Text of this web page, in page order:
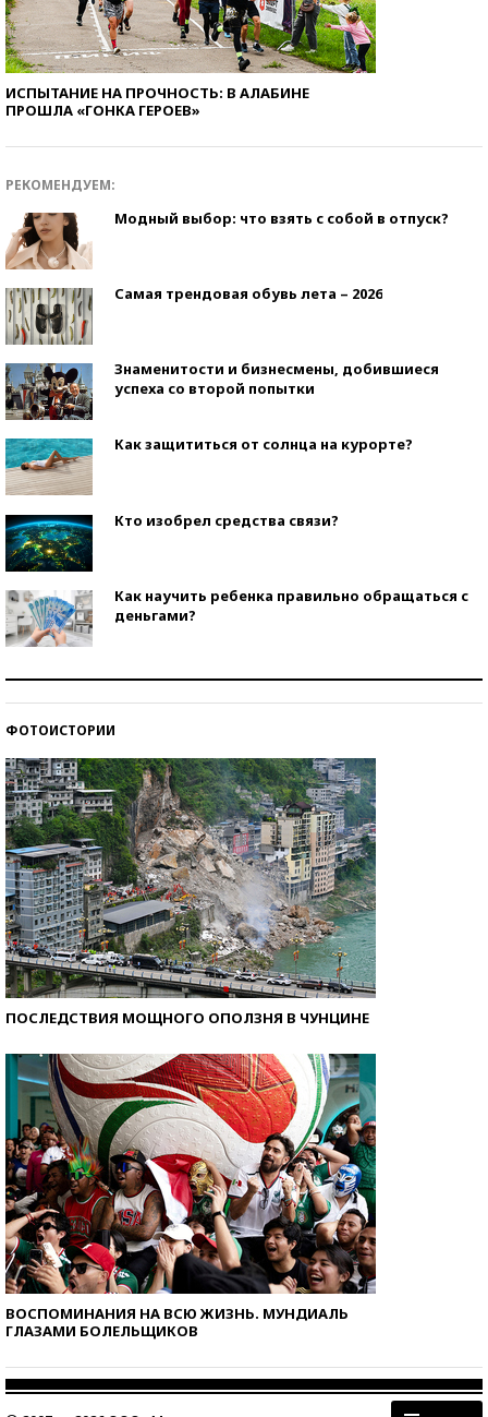
ИСПЫТАНИЕ НА ПРОЧНОСТЬ: В АЛАБИНЕ
ПРОШЛА «ГОНКА ГЕРОЕВ»
РЕКОМЕНДУЕМ:
Модный выбор: что взять с собой в отпуск?
Самая трендовая обувь лета – 2026
Знаменитости и бизнесмены, добившиеся
успеха со второй попытки
Как защититься от солнца на курорте?
Кто изобрел средства связи?
Как научить ребенка правильно обращаться с
деньгами?
ФОТОИСТОРИИ
ПОСЛЕДСТВИЯ МОЩНОГО ОПОЛЗНЯ В ЧУНЦИНЕ
ВОСПОМИНАНИЯ НА ВСЮ ЖИЗНЬ. МУНДИАЛЬ
ГЛАЗАМИ БОЛЕЛЬЩИКОВ